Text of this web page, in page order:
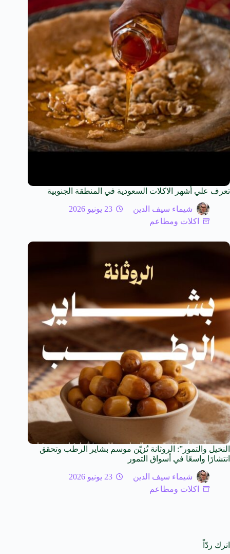
تعرف علي أشهر الاكلات السعودية في المنطقة الجنوبية
شيماء سيف الدين
23 يونيو 2026
اكلات ومطاعم
النخيل والتمور”: الروثانة تُزيّن موسم بشاير الرطب وتحقق
انتشارًا واسعًا في أسواق التمور
شيماء سيف الدين
23 يونيو 2026
اكلات ومطاعم
اترك ردّاً